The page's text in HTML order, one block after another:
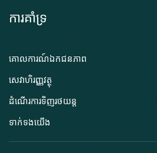
ការគាំទ្រ
គោលការណ៍ឯកជនភាព
សេវាហិរញ្ញវត្ថុ
ដំណើរការទិញរថយន្ត
ទាក់ទងយើង